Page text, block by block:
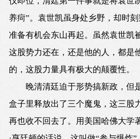
养疴”。袁世凯虽身处乡野，却时刻
准备有机会东山再起。虽然袁世凯
这股势力还在，还是他的人，都是
的，这股力量具有极大的颠覆性。
晚清清廷迫于形势搞新政，但
盒子里释放出了三个魔鬼，这三股
再也收不回去了。用美国哈佛大学